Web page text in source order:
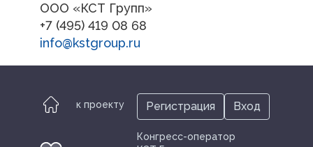
ООО «КСТ Групп»
+7 (495) 419 08 68
info@kstgroup.ru
к проекту
Конгресс-оператор
Регистрация Вход